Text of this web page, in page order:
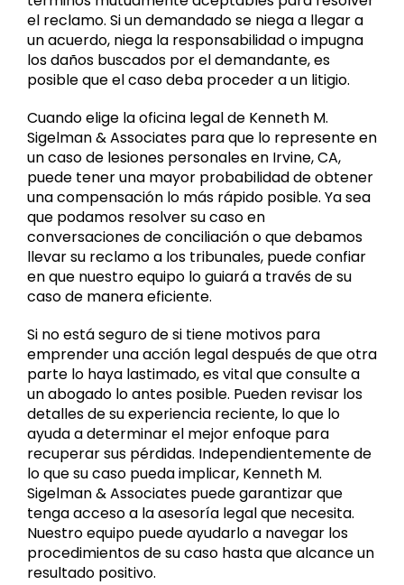
el reclamo. Si un demandado se niega a llegar a
un acuerdo, niega la responsabilidad o impugna
los daños buscados por el demandante, es
posible que el caso deba proceder a un litigio.
Cuando elige la oficina legal de Kenneth M.
Sigelman & Associates para que lo represente en
un caso de lesiones personales en Irvine, CA,
puede tener una mayor probabilidad de obtener
una compensación lo más rápido posible. Ya sea
que podamos resolver su caso en
conversaciones de conciliación o que debamos
llevar su reclamo a los tribunales, puede confiar
en que nuestro equipo lo guiará a través de su
caso de manera eficiente.
Si no está seguro de si tiene motivos para
emprender una acción legal después de que otra
parte lo haya lastimado, es vital que consulte a
un abogado lo antes posible. Pueden revisar los
detalles de su experiencia reciente, lo que lo
ayuda a determinar el mejor enfoque para
recuperar sus pérdidas. Independientemente de
lo que su caso pueda implicar, Kenneth M.
Sigelman & Associates puede garantizar que
tenga acceso a la asesoría legal que necesita.
Nuestro equipo puede ayudarlo a navegar los
procedimientos de su caso hasta que alcance un
resultado positivo.